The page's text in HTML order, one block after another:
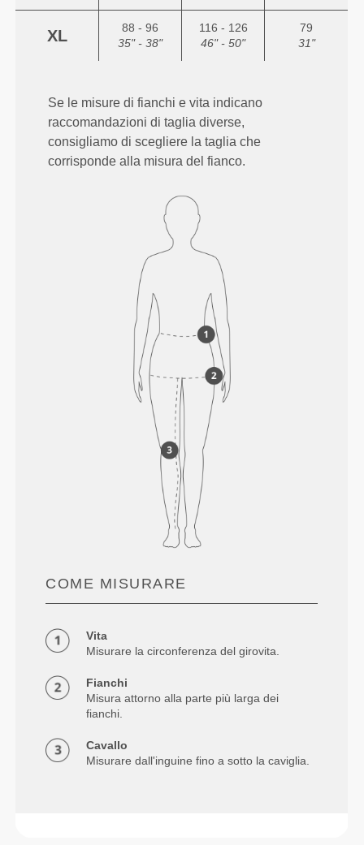
XL
88 - 96
35" - 38"
116 - 126
46" - 50"
79
31"
Se le misure di fianchi e vita indicano
raccomandazioni di taglia diverse,
consigliamo di scegliere la taglia che
corrisponde alla misura del fianco.
COME MISURARE
Vita
Misurare la circonferenza del girovita.
Fianchi
Misura attorno alla parte più larga dei
fianchi.
Cavallo
Misurare dall'inguine fino a sotto la caviglia.